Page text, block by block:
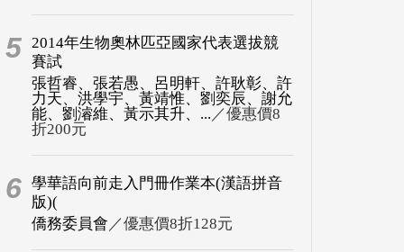
5 2014年生物奧林匹亞國家代表選拔競
賽試
張哲睿、張若愚、呂明軒、許耿彰、許
力天、洪學宇、黃靖惟、劉奕辰、謝允
能、劉濬維、黃示其升、... ／優惠價8
折200元
6 學華語向前走入門冊作業本(漢語拼音
版)(
僑務委員會 ／優惠價8折128元